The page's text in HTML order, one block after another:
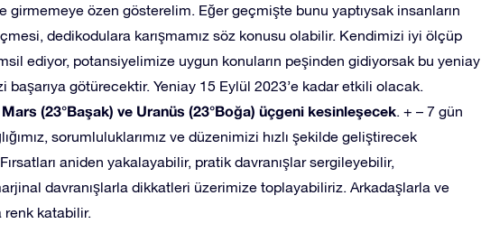
girmemeye özen gösterelim. Eğer geçmişte bunu yaptıysak insanların
dedikodulara karışmamız söz konusu olabilir. Kendimizi iyi ölçüp
ediyor, potansiyelimize uygun konuların peşinden gidiyorsak bu yeniay
başarıya götürecektir. Yeniay 15 Eylül 2023’e kadar etkili olacak.
(23°Başak) ve Uranüs (23°Boğa) üçgeni kesinleşecek. + – 7 gün
sorumluluklarımız ve düzenimizi hızlı şekilde geliştirecek
aniden yakalayabilir, pratik davranışlar sergileyebilir,
davranışlarla dikkatleri üzerimize toplayabiliriz. Arkadaşlarla ve
renk katabilir.